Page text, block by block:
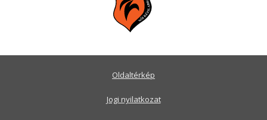
Oldaltérkép
Jogi nyilatkozat